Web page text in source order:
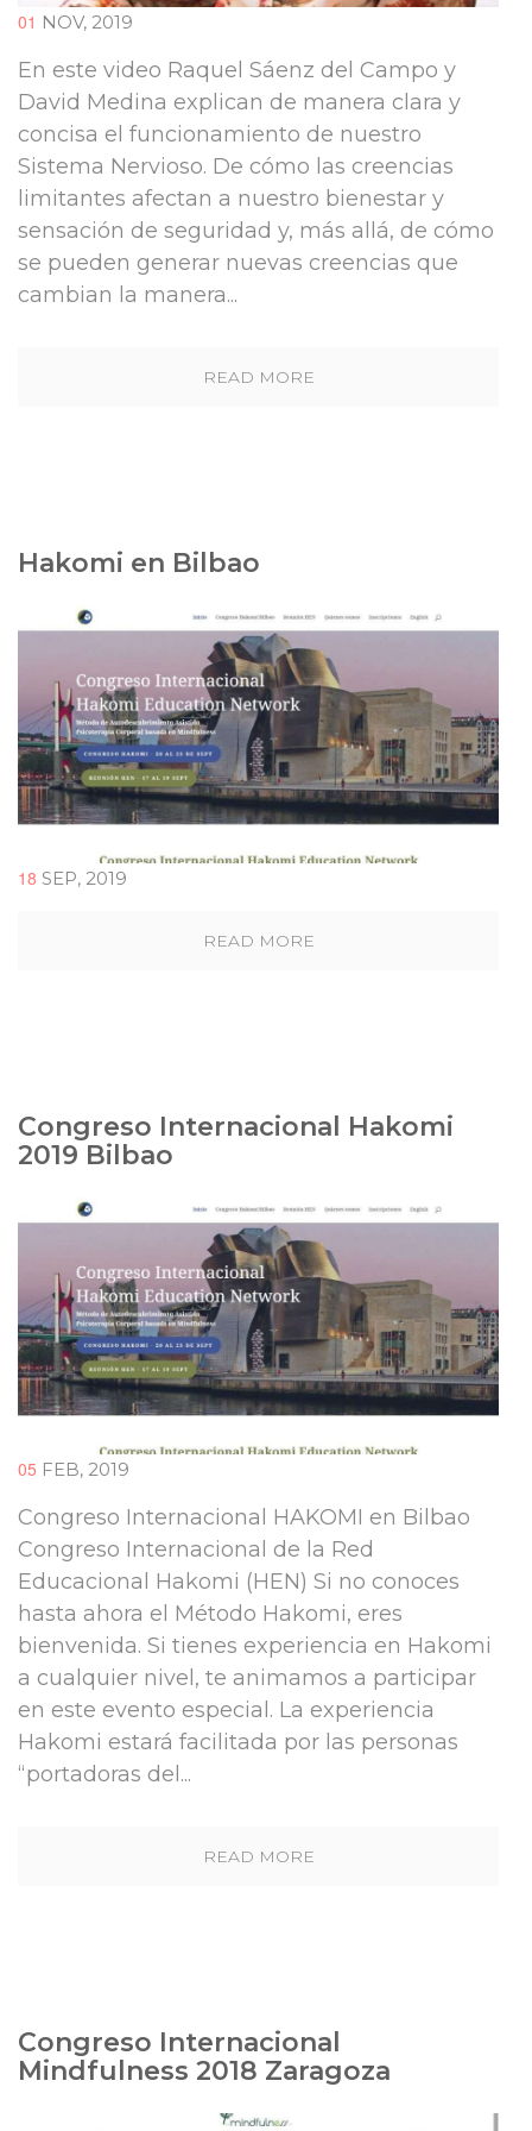
01 NOV, 2019
En este video Raquel Sáenz del Campo y
David Medina explican de manera clara y
concisa el funcionamiento de nuestro
Sistema Nervioso. De cómo las creencias
limitantes afectan a nuestro bienestar y
sensación de seguridad y, más allá, de cómo
se pueden generar nuevas creencias que
cambian la manera...
READ MORE
Hakomi en Bilbao
18 SEP, 2019
READ MORE
Congreso Internacional Hakomi
2019 Bilbao
05 FEB, 2019
Congreso Internacional HAKOMI en Bilbao
Congreso Internacional de la Red
Educacional Hakomi (HEN) Si no conoces
hasta ahora el Método Hakomi, eres
bienvenida. Si tienes experiencia en Hakomi
a cualquier nivel, te animamos a participar
en este evento especial. La experiencia
Hakomi estará facilitada por las personas
“portadoras del...
READ MORE
Congreso Internacional
Mindfulness 2018 Zaragoza